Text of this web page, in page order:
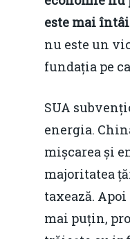
este mai
nu este un
fundația pe
SUA
energia.
mișcarea și
majoritatea
taxează.
mai puțin,